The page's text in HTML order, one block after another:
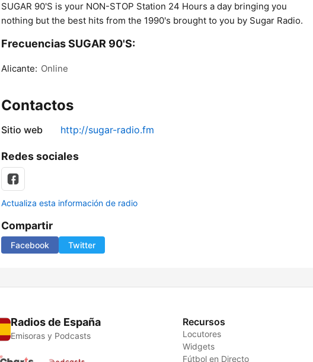
SUGAR 90'S is your NON-STOP Station 24 Hours a day bringing you
nothing but the best hits from the 1990's brought to you by Sugar Radio.
Frecuencias SUGAR 90'S:
Alicante: Online
Contactos
Sitio web http://sugar-radio.fm
Redes sociales
Actualiza esta información de radio
Compartir
Facebook Twitter
Radios de España
Emisoras y Podcasts
Recursos
Locutores
Widgets
Fútbol en Directo